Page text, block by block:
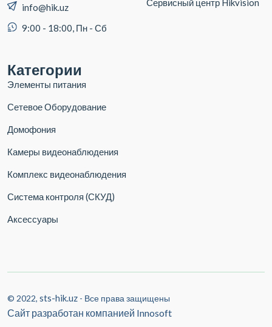
info@hik.uz
9:00 - 18:00, Пн - Сб
Категории
Элементы питания
Сетевое Оборудование
Домофония
Камеры видеонаблюдения
Комплекс видеонаблюдения
Система контроля (СКУД)
Аксессуары
© 2022, sts-hik.uz - Все права защищены
Сайт разработан компанией Innosoft